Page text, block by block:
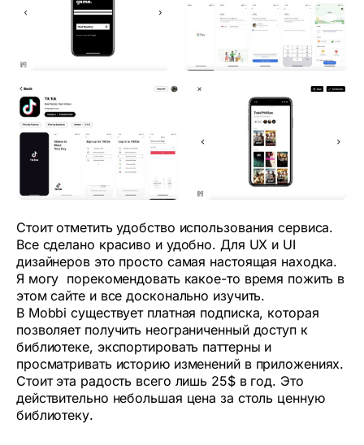
Стоит отметить удобство использования сервиса.
Все сделано красиво и удобно. Для UX и UI
дизайнеров это просто самая настоящая находка.
Я могу порекомендовать какое-то время пожить в
этом сайте и все досконально изучить.
В Mobbi существует платная подписка, которая
позволяет получить неограниченный доступ к
библиотеке, экспортировать паттерны и
просматривать историю изменений в приложениях.
Стоит эта радость всего лишь 25$ в год. Это
действительно небольшая цена за столь ценную
библиотеку.